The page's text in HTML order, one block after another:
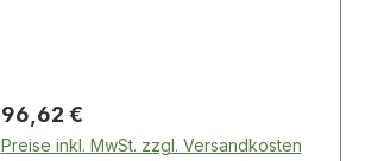
und 131x75xx25 mm
Regulärer Preis:
96,62 €
Preise inkl. MwSt. zzgl. Versandkosten